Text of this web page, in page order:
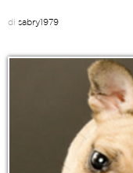
di sabry1979